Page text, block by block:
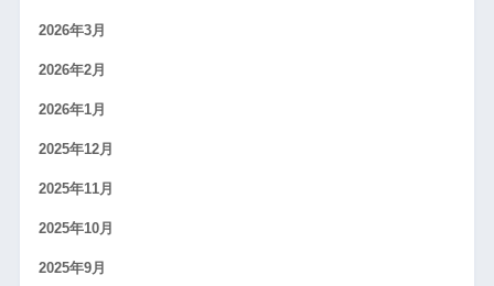
2026年3月
2026年2月
2026年1月
2025年12月
2025年11月
2025年10月
2025年9月